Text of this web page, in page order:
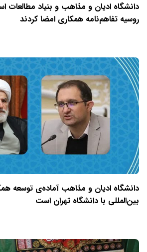
دانشگاه ادیان و مذاهب و بنیاد مطالعات
روسیه تفاهم‌نامه همکاری امضا کردند
دانشگاه ادیان و مذاهب آماده‌ی توسعه
بین‌المللی با دانشگاه تهران است